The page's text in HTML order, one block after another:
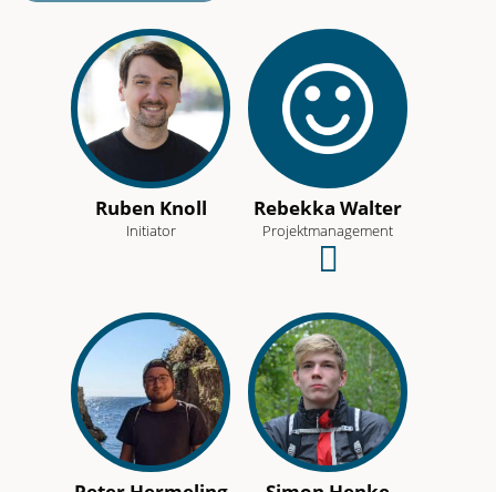
Ruben Knoll
Initiator
Rebekka Walter
Projektmanagement
E-
Mail
an
dieses
Team-